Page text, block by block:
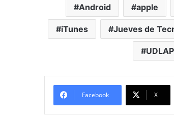
Android apple
iTunes Jueves de
UDLAP
Facebook X